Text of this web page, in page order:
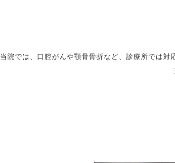
当院では、口腔がんや顎骨骨折など、診療所では対